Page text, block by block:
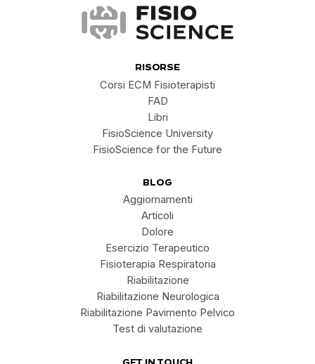
FisioScience
RISORSE
Corsi ECM Fisioterapisti
FAD
Libri
FisioScience University
FisioScience for the Future
BLOG
Aggiornamenti
Articoli
Dolore
Esercizio Terapeutico
Fisioterapia Respiratoria
Riabilitazione
Riabilitazione Neurologica
Riabilitazione Pavimento Pelvico
Test di valutazione
GET IN TOUCH